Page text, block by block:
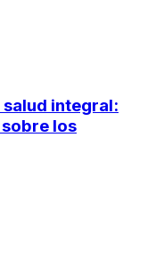
salud integral:
los